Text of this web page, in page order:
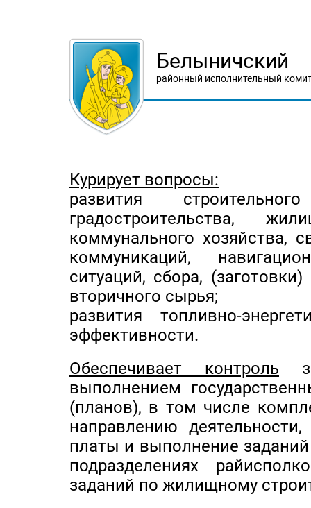
Белыничский
районный исполнительный
Курирует вопросы:
развития
градостроительства,
коммунального хозяйства,
коммуникаций,
ситуаций, сбора,
вторичного сырья;
развития топливно-
эффективности.
Обеспечивает контроль
выполнением
(планов), в том числе
направлению
платы и выполнение
подразделениях
заданий по жилищному